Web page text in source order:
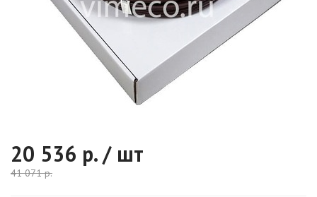
20 536 р. / шт
41 071р.